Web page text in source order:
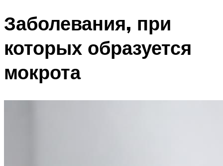
Заболевания, при
которых образуется
мокрота